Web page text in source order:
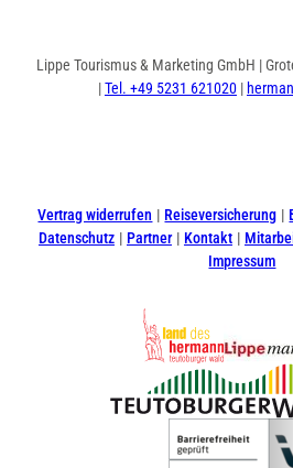
Lippe Tourismus & Marketing GmbH |
|Tel. +49 5231 621020|
t
a
g
e
b
o
Vertrag widerrufen Reiseversicherung
Datenschutz
Partner Kontakt
Impressum